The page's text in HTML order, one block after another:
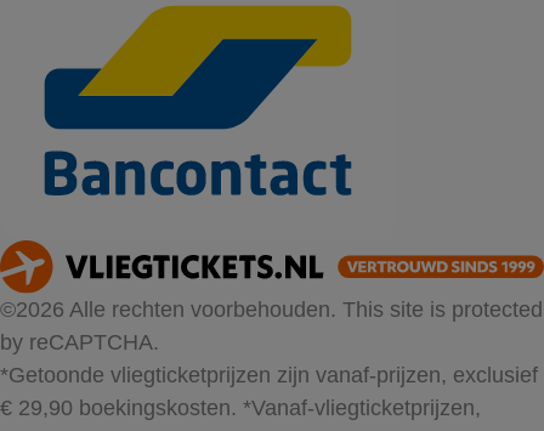
©2026 Alle rechten voorbehouden. This site is protected
by reCAPTCHA.
*Getoonde vliegticketprijzen zijn vanaf-prijzen, exclusief
€ 29,90 boekingskosten. *Vanaf-vliegticketprijzen,